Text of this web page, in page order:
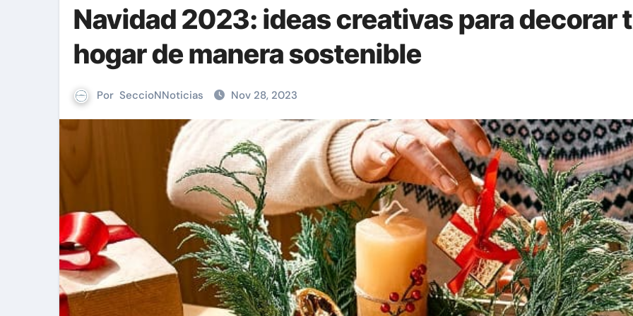
Navidad 2023: ideas creativas para decorar
hogar de manera sostenible
Por SeccioNNoticias Nov 28, 2023